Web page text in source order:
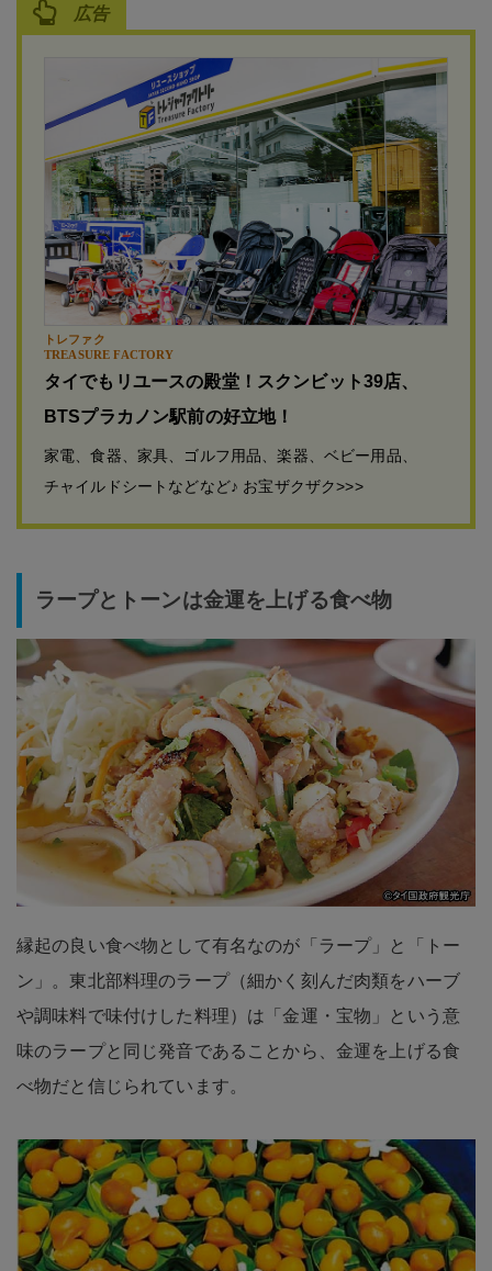
広告
トレファク
TREASURE FACTORY
タイでもリユースの殿堂！スクンビット39店、
BTSプラカノン駅前の好立地！
家電、食器、家具、ゴルフ用品、楽器、ベビー用品、
チャイルドシートなどなど♪ お宝ザクザク>>>
ラープとトーンは金運を上げる食べ物
縁起の良い食べ物として有名なのが「ラープ」と「トー
ン」。東北部料理のラープ（細かく刻んだ肉類をハーブ
や調味料で味付けした料理）は「金運・宝物」という意
味のラープと同じ発音であることから、金運を上げる食
べ物だと信じられています。